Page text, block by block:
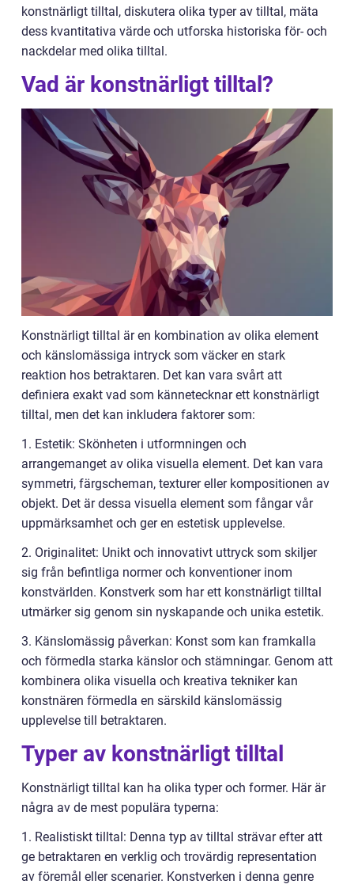
konstnärligt tilltal, diskutera olika typer av tilltal, mäta
dess kvantitativa värde och utforska historiska för- och
nackdelar med olika tilltal.
Vad är konstnärligt tilltal?
Konstnärligt tilltal är en kombination av olika element
och känslomässiga intryck som väcker en stark
reaktion hos betraktaren. Det kan vara svårt att
definiera exakt vad som kännetecknar ett konstnärligt
tilltal, men det kan inkludera faktorer som:
1. Estetik: Skönheten i utformningen och
arrangemanget av olika visuella element. Det kan vara
symmetri, färgscheman, texturer eller kompositionen av
objekt. Det är dessa visuella element som fångar vår
uppmärksamhet och ger en estetisk upplevelse.
2. Originalitet: Unikt och innovativt uttryck som skiljer
sig från befintliga normer och konventioner inom
konstvärlden. Konstverk som har ett konstnärligt tilltal
utmärker sig genom sin nyskapande och unika estetik.
3. Känslomässig påverkan: Konst som kan framkalla
och förmedla starka känslor och stämningar. Genom att
kombinera olika visuella och kreativa tekniker kan
konstnären förmedla en särskild känslomässig
upplevelse till betraktaren.
Typer av konstnärligt tilltal
Konstnärligt tilltal kan ha olika typer och former. Här är
några av de mest populära typerna:
1. Realistiskt tilltal: Denna typ av tilltal strävar efter att
ge betraktaren en verklig och trovärdig representation
av föremål eller scenarier. Konstverken i denna genre